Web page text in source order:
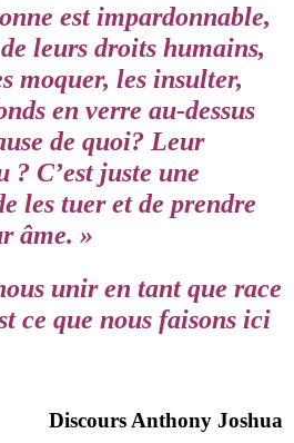
est impardonnable,
leurs droits humains,
moquer, les insulter,
en verre au-dessus
de quoi? Leur
? C’est juste une
les tuer et de prendre
âme. »
unir en tant que race
ce que nous faisons ici
Discours Anthony Joshua